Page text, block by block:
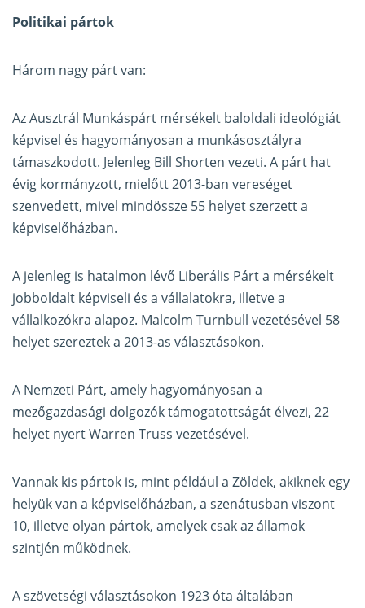
Politikai pártok
Három nagy párt van:
Az Ausztrál Munkáspárt mérsékelt baloldali ideológiát
képvisel és hagyományosan a munkásosztályra
támaszkodott. Jelenleg Bill Shorten vezeti. A párt hat
évig kormányzott, mielőtt 2013-ban vereséget
szenvedett, mivel mindössze 55 helyet szerzett a
képviselőházban.
A jelenleg is hatalmon lévő Liberális Párt a mérsékelt
jobboldalt képviseli és a vállalatokra, illetve a
vállalkozókra alapoz. Malcolm Turnbull vezetésével 58
helyet szereztek a 2013-as választásokon.
A Nemzeti Párt, amely hagyományosan a
mezőgazdasági dolgozók támogatottságát élvezi, 22
helyet nyert Warren Truss vezetésével.
Vannak kis pártok is, mint például a Zöldek, akiknek egy
helyük van a képviselőházban, a szenátusban viszont
10, illetve olyan pártok, amelyek csak az államok
szintjén működnek.
A szövetségi választásokon 1923 óta általában